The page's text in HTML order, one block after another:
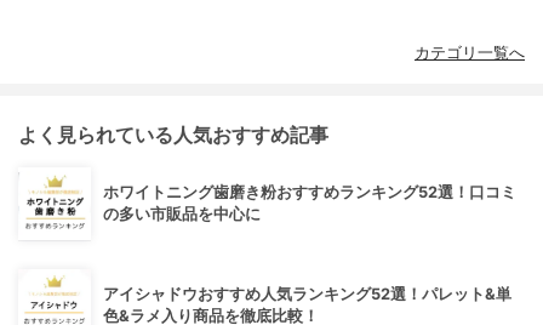
カテゴリ一覧へ
よく見られている人気おすすめ記事
ホワイトニング歯磨き粉おすすめランキング52選！口コミ
の多い市販品を中心に
アイシャドウおすすめ人気ランキング52選！パレット&単
色&ラメ入り商品を徹底比較！